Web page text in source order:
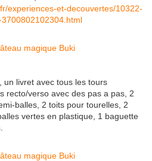
experiences-et-decouvertes/10322-
un livret avec tous les tours
recto/verso avec des pas a pas, 2
balles, 2 toits pour tourelles, 2
vertes en plastique, 1 baguette